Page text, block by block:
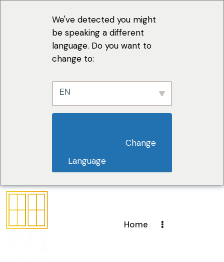
We've detected you might
be speaking a different
language. Do you want to
change to:
EN
Language
Home